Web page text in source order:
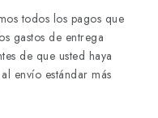
todos los pagos que
gastos de entrega
de que usted haya
envío estándar más